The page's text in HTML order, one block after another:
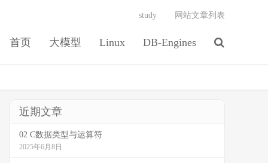
首页 大模型 Linux DB-Engines
study 网站文章列表
近期文章
02 C数据类型与运算符
2025年6月8日